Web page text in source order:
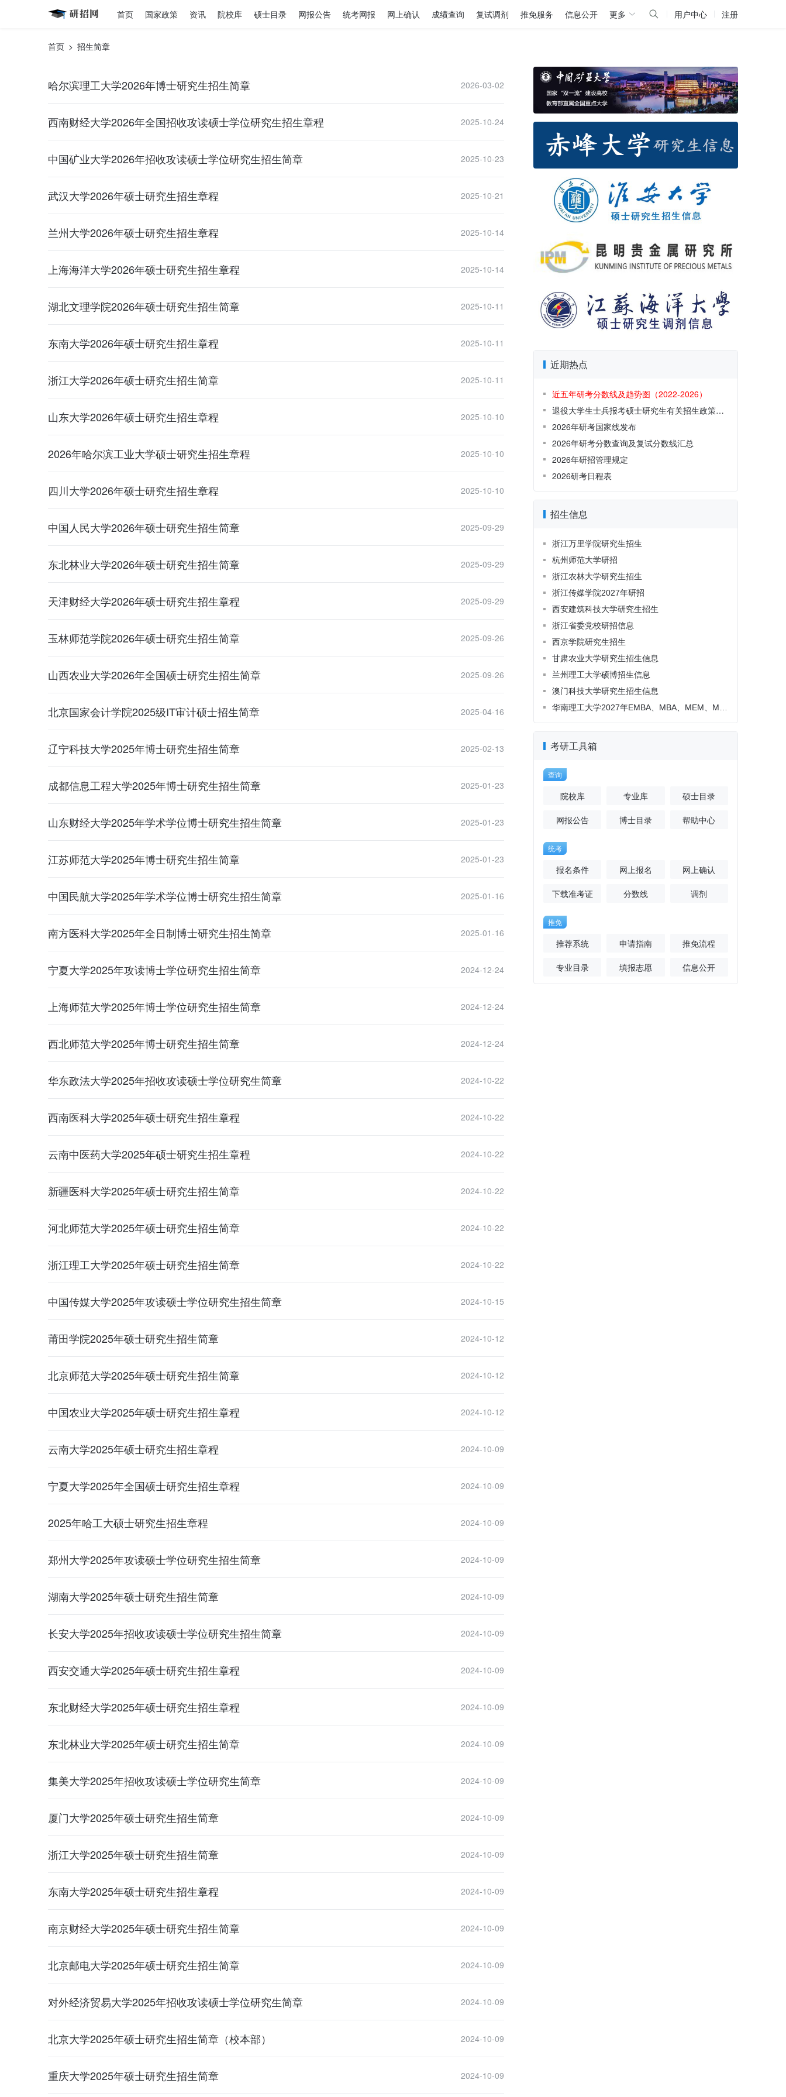
首页 国家政策 资讯 院校库 硕士目录 网报公告 统考网报 网上确认 成绩查询 复试调剂 推免服务 信息公开 更多 用户中心 注册
首页 > 招生简章
哈尔滨理工大学2026年博士研究生招生简章 2026-03-02
西南财经大学2026年全国招收攻读硕士学位研究生招生章程 2025-10-24
中国矿业大学2026年招收攻读硕士学位研究生招生简章 2025-10-23
武汉大学2026年硕士研究生招生章程 2025-10-21
兰州大学2026年硕士研究生招生章程 2025-10-14
上海海洋大学2026年硕士研究生招生章程 2025-10-14
湖北文理学院2026年硕士研究生招生简章 2025-10-11
东南大学2026年硕士研究生招生章程 2025-10-11
浙江大学2026年硕士研究生招生简章 2025-10-11
山东大学2026年硕士研究生招生章程 2025-10-10
2026年哈尔滨工业大学硕士研究生招生章程 2025-10-10
四川大学2026年硕士研究生招生章程 2025-10-10
中国人民大学2026年硕士研究生招生简章 2025-09-29
东北林业大学2026年硕士研究生招生简章 2025-09-29
天津财经大学2026年硕士研究生招生章程 2025-09-29
玉林师范学院2026年硕士研究生招生简章 2025-09-26
山西农业大学2026年全国硕士研究生招生简章 2025-09-26
北京国家会计学院2025级IT审计硕士招生简章 2025-04-16
辽宁科技大学2025年博士研究生招生简章 2025-02-13
成都信息工程大学2025年博士研究生招生简章 2025-01-23
山东财经大学2025年学术学位博士研究生招生简章 2025-01-23
江苏师范大学2025年博士研究生招生简章 2025-01-23
中国民航大学2025年学术学位博士研究生招生简章 2025-01-16
南方医科大学2025年全日制博士研究生招生简章 2025-01-16
宁夏大学2025年攻读博士学位研究生招生简章 2024-12-24
上海师范大学2025年博士学位研究生招生简章 2024-12-24
西北师范大学2025年博士研究生招生简章 2024-12-24
华东政法大学2025年招收攻读硕士学位研究生简章 2024-10-22
西南医科大学2025年硕士研究生招生章程 2024-10-22
云南中医药大学2025年硕士研究生招生章程 2024-10-22
新疆医科大学2025年硕士研究生招生简章 2024-10-22
河北师范大学2025年硕士研究生招生简章 2024-10-22
浙江理工大学2025年硕士研究生招生简章 2024-10-22
中国传媒大学2025年攻读硕士学位研究生招生简章 2024-10-15
莆田学院2025年硕士研究生招生简章 2024-10-12
北京师范大学2025年硕士研究生招生简章 2024-10-12
中国农业大学2025年硕士研究生招生章程 2024-10-12
云南大学2025年硕士研究生招生章程 2024-10-09
宁夏大学2025年全国硕士研究生招生章程 2024-10-09
2025年哈工大硕士研究生招生章程 2024-10-09
郑州大学2025年攻读硕士学位研究生招生简章 2024-10-09
湖南大学2025年硕士研究生招生简章 2024-10-09
长安大学2025年招收攻读硕士学位研究生招生简章 2024-10-09
西安交通大学2025年硕士研究生招生章程 2024-10-09
东北财经大学2025年硕士研究生招生章程 2024-10-09
东北林业大学2025年硕士研究生招生简章 2024-10-09
集美大学2025年招收攻读硕士学位研究生简章 2024-10-09
厦门大学2025年硕士研究生招生简章 2024-10-09
浙江大学2025年硕士研究生招生简章 2024-10-09
东南大学2025年硕士研究生招生章程 2024-10-09
南京财经大学2025年硕士研究生招生简章 2024-10-09
北京邮电大学2025年硕士研究生招生简章 2024-10-09
对外经济贸易大学2025年招收攻读硕士学位研究生简章 2024-10-09
北京大学2025年硕士研究生招生简章（校本部） 2024-10-09
重庆大学2025年硕士研究生招生简章 2024-10-09
近期热点
近五年研考分数线及趋势图（2022-2026）
退役大学生士兵报考硕士研究生有关招生政策解读
2026年研考国家线发布
2026年研考分数查询及复试分数线汇总
2026年研招管理规定
2026研考日程表
招生信息
考研工具箱
查询
院校库 专业库 硕士目录
网报公告 博士目录 帮助中心
统考
报名条件 网上报名 网上确认
下载准考证 分数线 调剂
推免
推荐系统 申请指南 推免流程
专业目录 填报志愿 信息公开